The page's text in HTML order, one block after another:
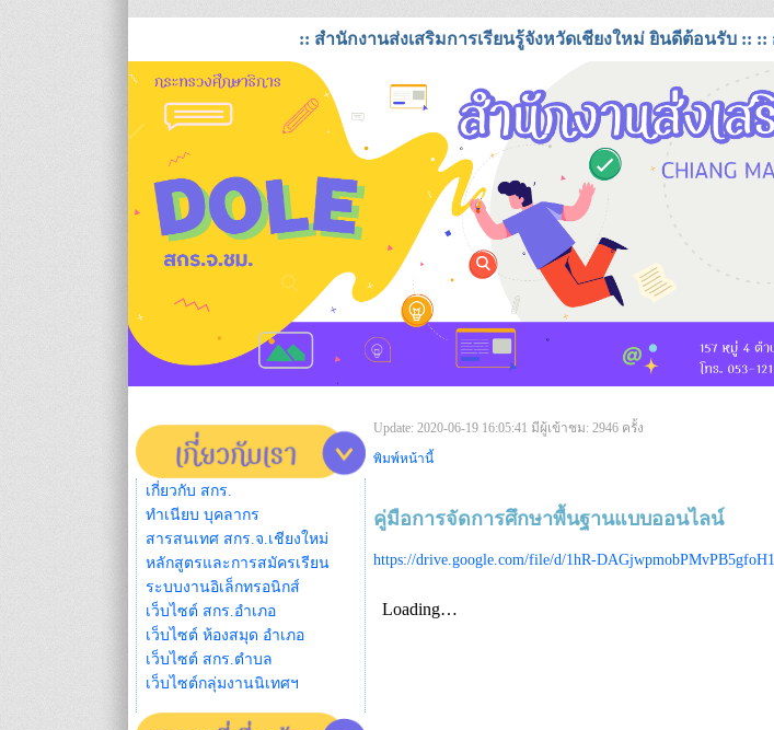
:: สำนักงานส่งเสริมการเรียนรู้จังหวัดเชียงใหม่ ยินดีต้อนรับ ::
เกี่ยวกับ สกร.
ทำเนียบ บุคลากร
สารสนเทศ สกร.จ.เชียงใหม่
หลักสูตรและการสมัครเรียน
ระบบงานอิเล็กทรอนิกส์
เว็บไซต์ สกร.อำเภอ
เว็บไซต์ ห้องสมุด อำเภอ
เว็บไซต์ สกร.ตำบล
เว็บไซต์กลุ่มงานนิเทศฯ
Update: 2020-06-19 16:05:41 มีผู้เข้าชม: 2946 ครั้ง
พิมพ์หน้านี้
คู่มือการจัดการศึกษาพื้นฐานแบบออนไลน์
https://drive.google.com/file/d/1hR-